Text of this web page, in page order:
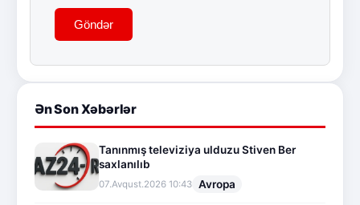
Göndər
Ən Son Xəbərlər
Tanınmış televiziya ulduzu Stiven Ber
saxlanılıb
07.Avqust.2026 10:43 Avropa